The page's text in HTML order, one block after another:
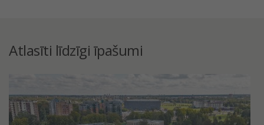
Atlasīti līdzīgi īpašumi